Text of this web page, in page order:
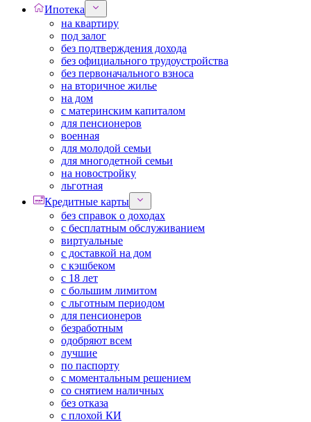
Ипотека
на квартиру
под залог
без подтверждения дохода
без официального трудоустройства
без первоначального взноса
на вторичное жилье
на дом
с материнским капиталом
для пенсионеров
военная
для молодой семьи
для многодетной семьи
на новостройку
льготная
Кредитные карты
без справок о доходах
с бесплатным обслуживанием
виртуальные
с доставкой на дом
с кэшбеком
с 18 лет
с большим лимитом
с льготным периодом
для пенсионеров
безработным
одобряют всем
лучшие
по паспорту
с моментальным решением
со снятием наличных
без отказа
с плохой КИ